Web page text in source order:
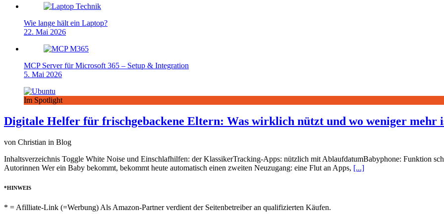
Wie lange hält ein Laptop?
22. Mai 2026
MCP Server für Microsoft 365 – Setup & Integration
5. Mai 2026
Im Spotlight
Digitale Helfer für frischgebackene Eltern: Was wirklich nützt und wo weniger mehr
von Christian in Blog
Inhaltsverzeichnis Toggle White Noise und Einschlafhilfen: der KlassikerTracking-Apps: nützlich mit AblaufdatumBabyphone: Funktion
Autorinnen Wer ein Baby bekommt, bekommt heute automatisch einen zweiten Neuzugang: eine Flut an Apps, [...]
*HINWEIS
* = Afilliate-Link (=Werbung) Als Amazon-Partner verdient der Seitenbetreiber an qualifizierten Käufen.